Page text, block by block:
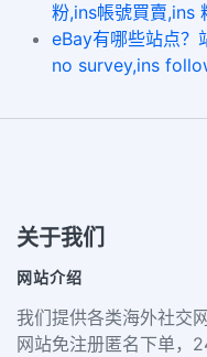
粉,ins帳號買賣,ins
eBay有哪些站点？
no survey,ins
关于我们
网站介绍
我们提供各类海外社交
网站免注册匿名下单，